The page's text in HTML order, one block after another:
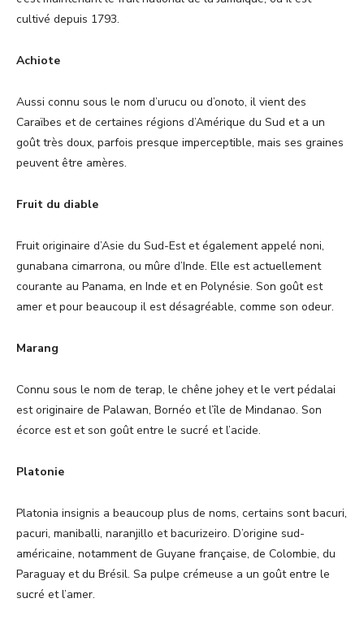
cultivé depuis 1793.
Achiote
Aussi connu sous le nom d’urucu ou d’onoto, il vient des
Caraïbes et de certaines régions d’Amérique du Sud et a un
goût très doux, parfois presque imperceptible, mais ses graines
peuvent être amères.
Fruit du diable
Fruit originaire d’Asie du Sud-Est et également appelé noni,
gunabana cimarrona, ou mûre d’Inde. Elle est actuellement
courante au Panama, en Inde et en Polynésie. Son goût est
amer et pour beaucoup il est désagréable, comme son odeur.
Marang
Connu sous le nom de terap, le chêne johey et le vert pédalai
est originaire de Palawan, Bornéo et l’île de Mindanao. Son
écorce est et son goût entre le sucré et l’acide.
Platonie
Platonia insignis a beaucoup plus de noms, certains sont bacuri,
pacuri, maniballi, naranjillo et bacurizeiro. D’origine sud-
américaine, notamment de Guyane française, de Colombie, du
Paraguay et du Brésil. Sa pulpe crémeuse a un goût entre le
sucré et l’amer.